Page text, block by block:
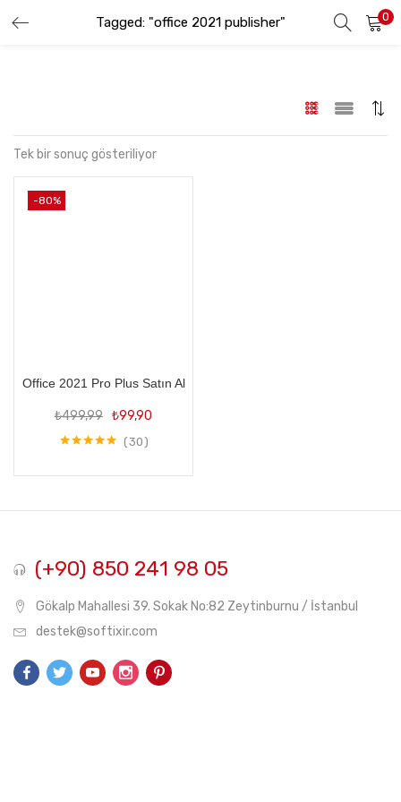
Tagged: "office 2021 publisher" 0
GIRIŞ YAP KAYIT OL
Beni hatırla
Tek bir sonuç gösteriliyor
-80%
Office 2021 Pro Plus Satın Al
₺499,99 Orijinal
fiyat:
₺499,99.
₺99,90
₺99,90.
30
(+90) 850 241 98 05
Gökalp Mahallesi 39. Sokak No:82 Zeytinburnu / İstanbul
destek@softixir.com